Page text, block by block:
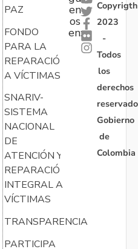
PAZ
FONDO
PARA LA
REPARACIÓN
A VÍCTIMAS
SNARIV-
SISTEMA
NACIONAL
DE
ATENCIÓN Y
REPARACIÓN
INTEGRAL A
VÍCTIMAS
TRANSPARENCIA
PARTICIPA
en
os
en:
Copyrigth
2023
-
Todos
los
derechos
Gobierno
de
Colombia